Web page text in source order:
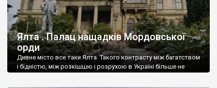
Ялта . Палац нащадків Мордовської
орди
Дивне місто все таки Ялта. Такого контрасту між багатством
і бідністю, між розкішшю і розрухою в Україні більше не